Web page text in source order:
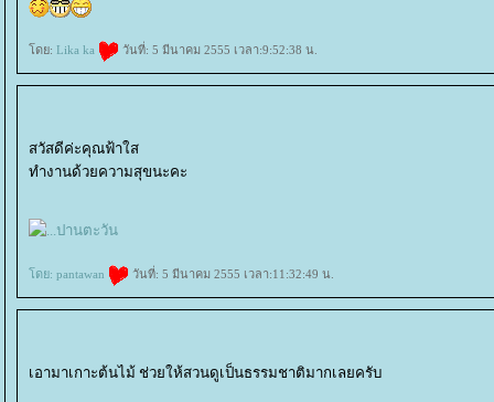
ดย: Lika ka วันที่: 5 มีนาคม 2555 เวลา:9:52:38 น.
สวัสดีค่ะคุณฟ้าใส
ทำงานด้วยความสุขนะคะ
ดย: pantawan วันที่: 5 มีนาคม 2555 เวลา:11:32:49 น.
เอามาเกาะต้นไม้ ช่วยให้สวนดูเป็นธรรมชาติมากเลยครับ